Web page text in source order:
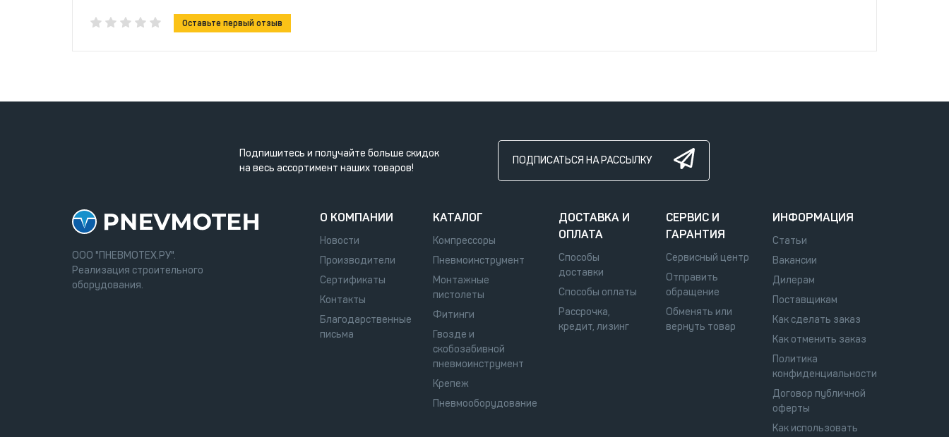
Оставьте первый отзыв
Подпишитесь и получайте больше скидок
на весь ассортимент наших товаров!
ПОДПИСАТЬСЯ НА РАССЫЛКУ
ООО "ПНЕВМОТЕХ.РУ".
Реализация строительного
оборудования.
О КОМПАНИИ
Новости
Производители
Сертификаты
Контакты
Благодарственные
письма
КАТАЛОГ
Компрессоры
Пневмоинструмент
Монтажные
пистолеты
Фитинги
Гвозде и
скобозабивной
пневмоинструмент
Крепеж
Пневмооборудование
ДОСТАВКА И
ОПЛАТА
Способы
доставки
Способы оплаты
Рассрочка,
кредит, лизинг
СЕРВИС И
ГАРАНТИЯ
Сервисный центр
Отправить
обращение
Обменять или
вернуть товар
ИНФОРМАЦИЯ
Статьи
Вакансии
Дилерам
Поставщикам
Как сделать заказ
Как отменить заказ
Политика
конфиденциальности
Договор публичной
оферты
Как использовать